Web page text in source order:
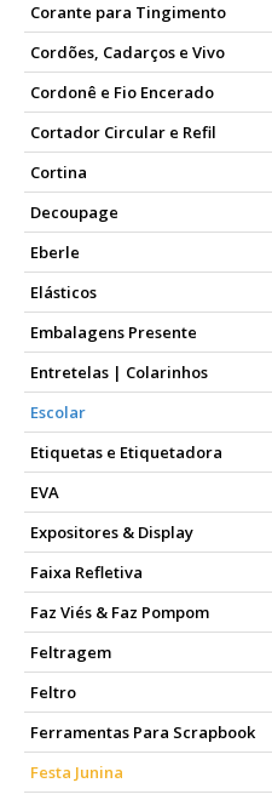
Corante para Tingimento
Cordões, Cadarços e Vivo
Cordonê e Fio Encerado
Cortador Circular e Refil
Cortina
Decoupage
Eberle
Elásticos
Embalagens Presente
Entretelas | Colarinhos
Escolar
Etiquetas e Etiquetadora
EVA
Expositores & Display
Faixa Refletiva
Faz Viés & Faz Pompom
Feltragem
Feltro
Ferramentas Para Scrapbook
Festa Junina